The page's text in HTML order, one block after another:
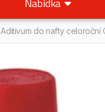
Nabídka
Aditivum do nafty celoroční